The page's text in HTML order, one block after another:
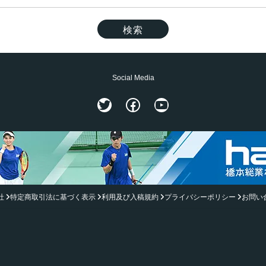
Social Media
TwitterFacebook
YouTube
特定商取引法に基づく表示 利用及び入稿規約 プライバシーポリシー お問い